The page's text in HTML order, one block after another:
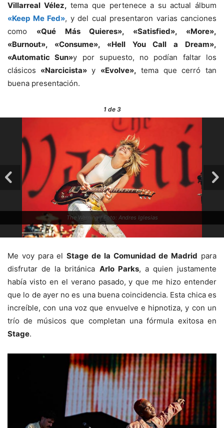
Villarreal Vélez, tema que pertenece a su actual álbum
«Keep Me Fed», y del cual presentaron varias canciones
como «Qué Más Quieres», «Satisfied», «More»,
«Burnout», «Consume», «Hell You Call a Dream»,
«Automatic Sun»y por supuesto, no podían faltar los
clásicos «Narcicista»y «Evolve», tema que cerró tan
buena presentación.
1de 3
The Warning / Foto: Andres Iglesias
Me voy para elStage de la Comunidad de Madrid para
disfrutar de la británica Arlo Parks, a quien justamente
había visto en el verano pasado, y que me hizo entender
que lo de ayer no es una buena coincidencia. Esta chica es
increíble, con una voz que envuelve e hipnotiza, y con un
trío de músicos que completan una fórmula exitosa en
Stage.